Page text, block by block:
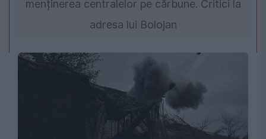
menținerea centralelor pe cărbune. Critici la
adresa lui Bolojan